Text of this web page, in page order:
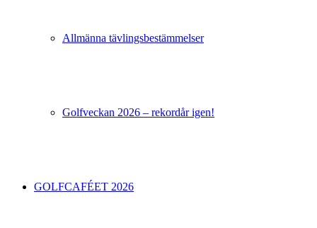
Allmänna tävlingsbestämmelser
Golfveckan 2026 – rekordår igen!
GOLFCAFÉET 2026